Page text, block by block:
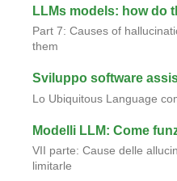
LLMs models: how do
Part 7: Causes of
them
Sviluppo software
Lo Ubiquitous Language
Modelli LLM: Come
VII parte: Cause delle
limitarle